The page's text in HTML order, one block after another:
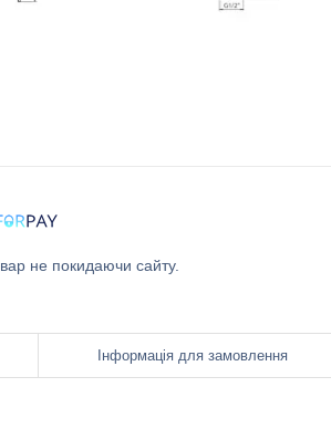
не покидаючи сайту.
Інформація для замовлення